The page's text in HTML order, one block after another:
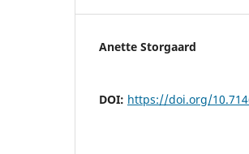
Anette Storgaard
DOI: https://doi.org/